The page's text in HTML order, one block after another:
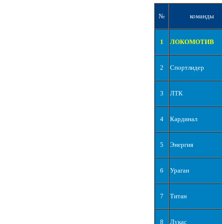
№ команды
1 ЛОКОМОТИВ
2 Спортлидер
3 ЛТК
4 Кардинал
5 Энергия
6 Ураган
7 Титан
8 Лукас